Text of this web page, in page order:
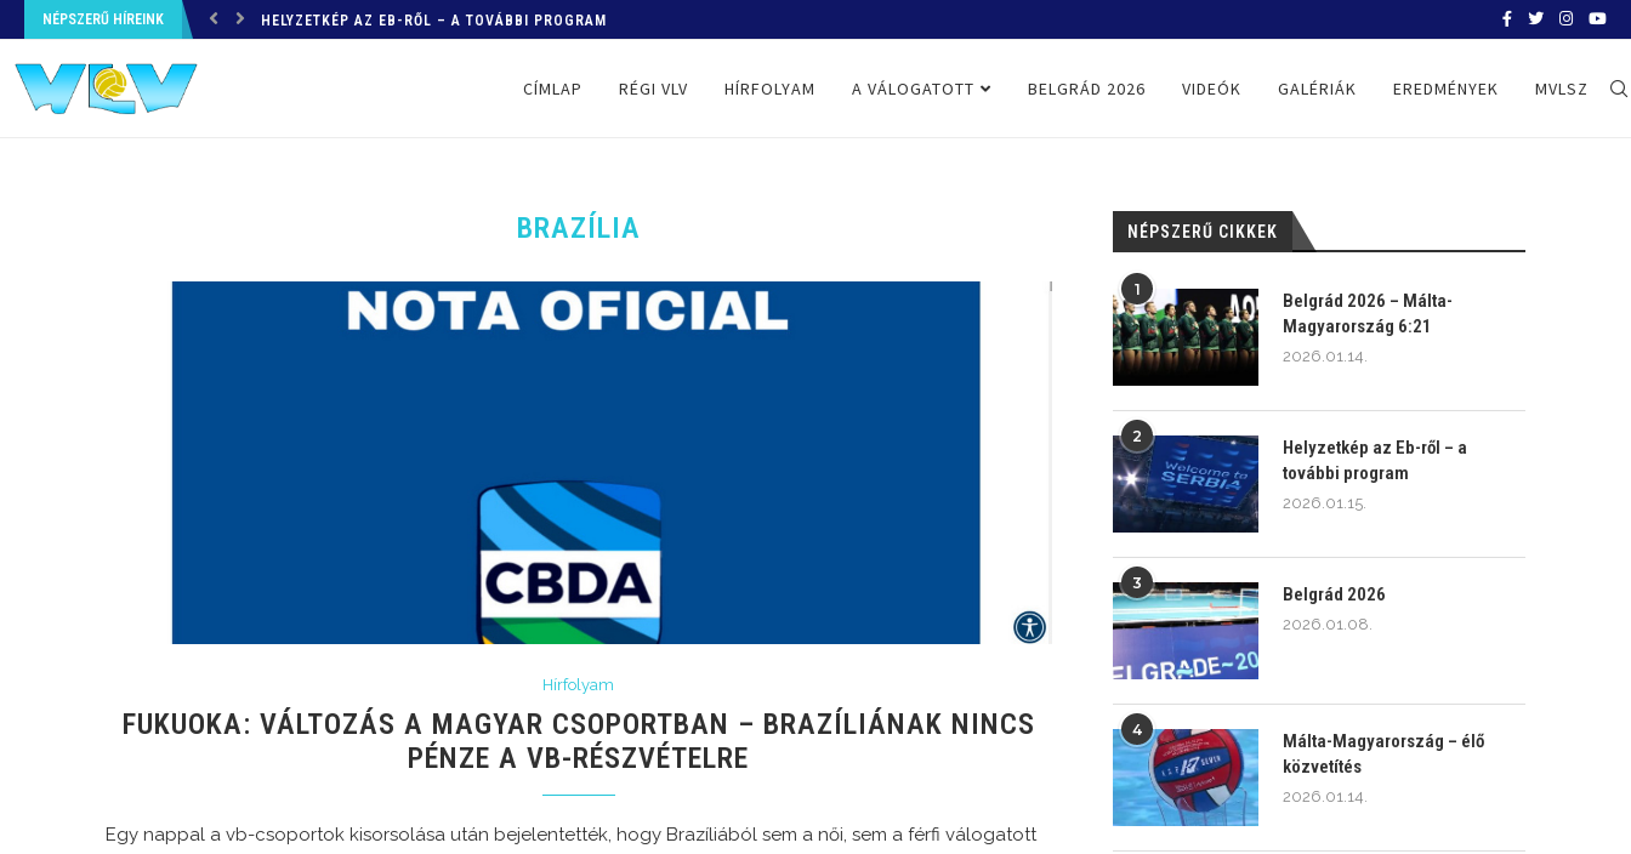
NÉPSZERŰ HÍREINK HELYZETKÉP AZ EB-RŐL – A TOVÁBBI PROGRAM
CÍMLAP RÉGI VLV HÍRFOLYAM A VÁLOGATOTT BELGRÁD 2026 VIDEÓK GALÉRIÁK EREDMÉNYEK MVLSZ
BRAZÍLIA
Hírfolyam
FUKUOKA: VÁLTOZÁS A MAGYAR CSOPORTBAN – BRAZÍLIÁNAK NINCS
PÉNZE A VB-RÉSZVÉTELRE
Egy nappal a vb-csoportok kisorsolása után bejelentették, hogy Brazíliából sem a női, sem a férfi válogatott
NÉPSZERŰ CIKKEK
1
Belgrád 2026 – Málta-
Magyarország 6:21
2026.01.14.
2
Helyzetkép az Eb-ről – a
további program
2026.01.15.
3
Belgrád 2026
2026.01.08.
4
Málta-Magyarország – élő
közvetítés
2026.01.14.